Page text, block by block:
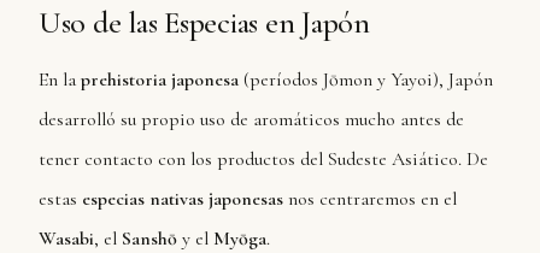
Uso de las Especias en Japón
En la prehistoria japonesa (períodos Jōmon y Yayoi), Japón
desarrolló su propio uso de aromáticos mucho antes de
tener contacto con los productos del Sudeste Asiático. De
estas especias nativas japonesas nos centraremos en el
Wasabi, el Sanshō y el Myōga.